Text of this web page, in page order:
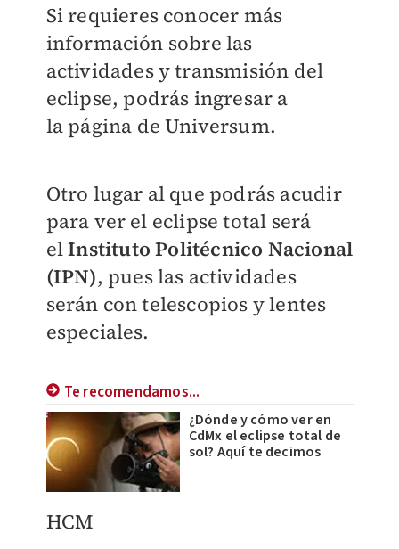
Si requieres conocer más
información sobre las
actividades y transmisión del
eclipse, podrás ingresar a
la página de Universum.
Otro lugar al que podrás acudir
para ver el eclipse total será
elInstituto Politécnico Nacional
(IPN), pues las actividades
serán con telescopios y lentes
especiales.
Te recomendamos...
¿Dónde y cómo ver en
CdMx el eclipse total de
sol? Aquí te decimos
HCM